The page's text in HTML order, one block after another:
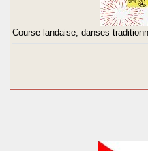
Course landaise, danses